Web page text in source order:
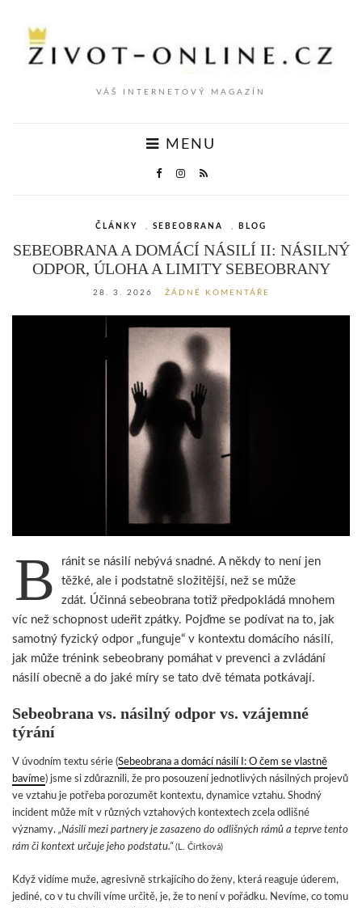
VÁŠ INTERNETOVÝ MAGAZÍN
MENU
ČLÁNKY SEBEOBRANA BLOG
SEBEOBRANA A DOMÁCÍ NÁSILÍ II: NÁSILNÝ
ODPOR, ÚLOHA A LIMITY SEBEOBRANY
28. 3. 2026 ŽÁDNÉ KOMENTÁŘE
B
ránit se násilí nebývá snadné. A někdy to není jen
těžké, ale i podstatně složitější, než se může
zdát. Účinná sebeobrana totiž předpokládá mnohem
víc než schopnost udeřit zpátky. Pojďme se podívat na to, jak
samotný fyzický odpor „funguje“ v kontextu domácího násilí,
jak může trénink sebeobrany pomáhat v prevenci a zvládání
násilí obecně a do jaké míry se tato dvě témata potkávají.
Sebeobrana vs. násilný odpor vs. vzájemné
týrání
V úvodním textu série (Sebeobrana a domácí násilí I: O čem se vlastně
bavíme) jsme si zdůraznili, že pro posouzení jednotlivých násilných projevů
ve vztahu je potřeba porozumět kontextu, dynamice vztahu. Shodný
incident může mít v různých vztahových kontextech zcela odlišné
významy. „Násilí mezi partnery je zasazeno do odlišných rámů a teprve tento
rám či kontext určuje jeho podstatu.“ (L. Čírtková)
Když vidíme muže, agresivně strkajícího do ženy, která reaguje úderem,
jediné, co v tu chvíli víme určitě, je, že to není v pořádku. Nevíme, co tomu